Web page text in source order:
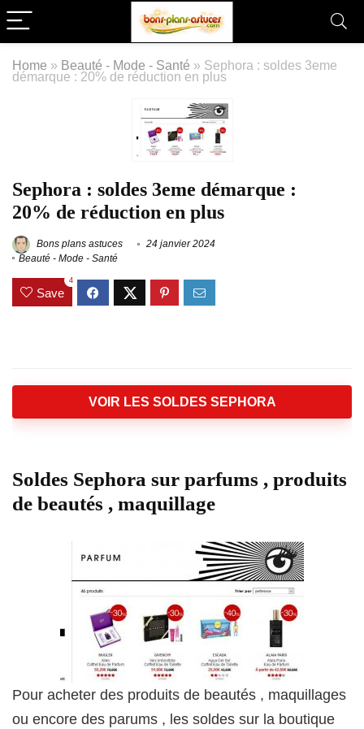
Home » Beauté - Mode - Santé » Sephora : soldes 3eme
démarque : 20% de réduction en plus
Sephora : soldes 3eme démarque :
20% de réduction en plus
Bons plans astuces
24 janvier 2024
Beauté - Mode - Santé
Save
4
VOIR LES SOLDES SEPHORA
Soldes Sephora sur parfums , produits
de beautés , maquillage
Pour acheter des produits de beautés , maquillages
ou encore des parums , les soldes sur la boutique